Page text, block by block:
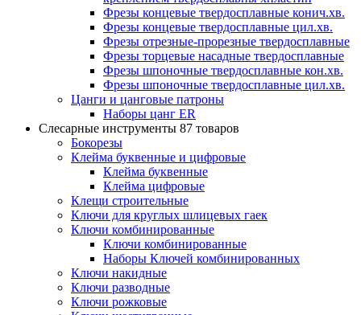
Фрезы концевые твердосплавные конич.хв.
Фрезы концевые твердосплавные цил.хв.
Фрезы отрезные-прорезные твердосплавные
Фрезы торцевые насадные твердосплавные
Фрезы шпоночные твердосплавные кон.хв.
Фрезы шпоночные твердосплавные цил.хв.
Цанги и цанговые патроны
Наборы цанг ER
Слесарные инструменты 87 товаров
Бокорезы
Клейма буквенные и цифровые
Клейма буквенные
Клейма цифровые
Клещи строительные
Ключи для круглых шлицевых гаек
Ключи комбинированные
Ключи комбинированные
Наборы Ключей комбинированных
Ключи накидные
Ключи разводные
Ключи рожковые